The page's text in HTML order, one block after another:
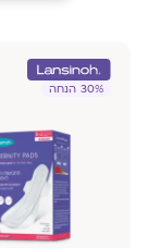
30% הנחה